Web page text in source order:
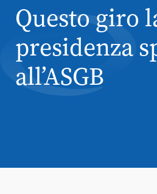
Questo giro
presidenza
all’ASGB